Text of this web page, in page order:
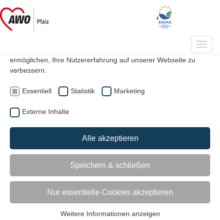
Trauer und Hospiz
Kreisverbände & Ortsvereine
Datenschutzeinstellungen
Auf unserer Webseite werden Cookies verwendet. Einige davon
ermöglichen, Ihre Nutzererfahrung auf unserer Webseite zu
verbessern.
Essentiell Statistik Marketing
Externe Inhalte
Alle akzeptieren
Speichern & schließen
Nur essentielle Cookies akzeptieren
Weitere Informationen anzeigen